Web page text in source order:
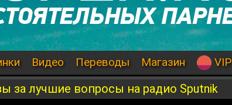
Видео Переводы Магазин VIP
за лучшие вопросы на радио Sputnik